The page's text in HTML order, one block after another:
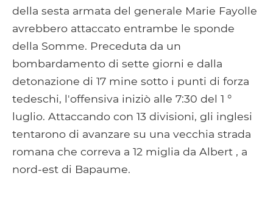
della sesta armata del generale Marie Fayolle
avrebbero attaccato entrambe le sponde
della Somme. Preceduta da un
bombardamento di sette giorni e dalla
detonazione di 17 mine sotto i punti di forza
tedeschi, l'offensiva iniziò alle 7:30 del 1 °
luglio. Attaccando con 13 divisioni, gli inglesi
tentarono di avanzare su una vecchia strada
romana che correva a 12 miglia da Albert , a
nord-est di Bapaume.